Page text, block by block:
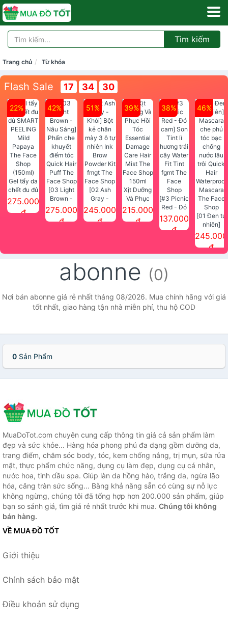
Tìm kiếm
Trang chủ Từ khóa
Flash Sale 17 34 30
22%
Gel tẩy da
chết đu đủ
SMART
PEELING
275.000
đ
42%
[03 Light
Brown -
Nâu Sáng]
Phấn che
275.000
đ
51%
[02 Ash
Gray -
Khói] Bột
kẻ chân
Face Shop
245.000
đ
39%
Xịt Dưỡng
Và Phục
Hồi Tóc
Essential
215.000
đ
38%
[#3 Picnic
Red - Đỏ
cam] Son
Shop
137.000
đ
46%
[01 Đen tự
nhiên]
Mascara
che phủ
Waterproof
Mascara
245.000
đ
abonne (0)
Nơi bán abonne giá rẻ nhất tháng 08/2026. Mua chính hãng với giá
tốt nhất, giao hàng tận nhà miễn phí, thu hộ COD
0 Sản Phẩm
MuaDoTot.com chuyên cung cấp thông tin giá cả sản phẩm làm
đẹp và sức khỏe... Hàng hóa phong phú đa dạng gồm dưỡng da,
trang điểm, chăm sóc body, tóc, kem chống nắng, trị mụn, sữa rửa
mặt, thực phẩm chức năng, dụng cụ làm đẹp, dụng cụ cá nhân,
nước hoa, tinh dầu spa. Giúp làn da hồng hào, trắng da, ngừa lão
hóa, căng tràn sức sống... Bằng khả năng sẵn có cùng sự nỗ lực
không ngừng, chúng tôi đã tổng hợp hơn 200.000 sản phẩm, giúp
bạn so sánh giá, tìm giá rẻ nhất trước khi mua. Chúng tôi không
bán hàng.
VỀ MUA ĐỒ TỐT
Giới thiệu
Chính sách bảo mật
Điều khoản sử dụng